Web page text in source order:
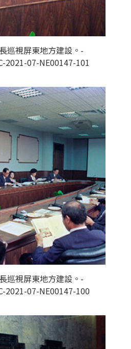
巡視屏東地方建設。-
2021-07-NE00147-101
巡視屏東地方建設。-
2021-07-NE00147-100